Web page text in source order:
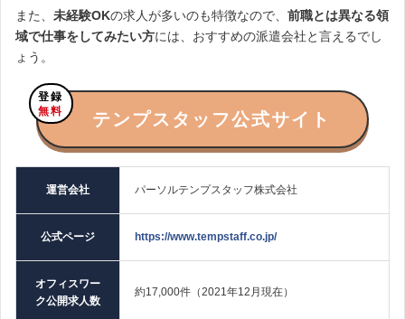
また、 未経験OKの求人が多いのも特徴なので、 前職とは異なる領
域で仕事をしてみたい方には、おすすめの派遣会社と言えるでし
ょう。
登録
無料
テンプスタッフ公式サイト
運営会社 パーソルテンプスタッフ株式会社
公式ページ https://www.tempstaff.co.jp/
オフィスワー
ク公開求人数
約17,000件（2021年12月現在）